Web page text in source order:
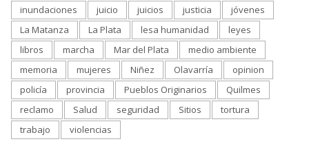
inundaciones
juicio juicios justicia
jóvenes
La Matanza
La Plata lesa humanidad
leyes
libros
marcha Mar del Plata
medio ambiente
memoria
mujeres Niñez Olavarría
opinion
policía
provincia Pueblos Originarios
Quilmes
reclamo
Salud seguridad Sitios
tortura
trabajo
violencias